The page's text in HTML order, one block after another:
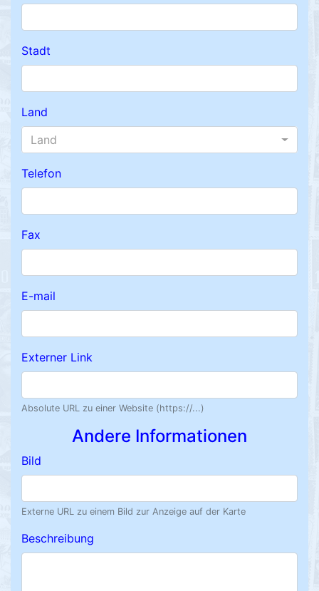
Stadt
Land
Land
Telefon
Fax
E-mail
Externer Link
Absolute URL zu einer Website (https://...)
Andere Informationen
Bild
Externe URL zu einem Bild zur Anzeige auf der Karte
Beschreibung